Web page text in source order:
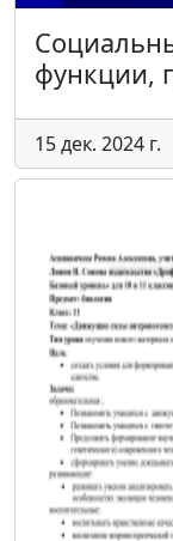
функции,
15 дек. 2024 г.